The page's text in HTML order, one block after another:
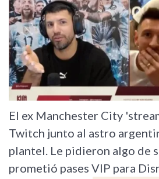
El ex Manchester City
Twitch junto al astro
plantel. Le pidieron algo de
prometió pases VIP para